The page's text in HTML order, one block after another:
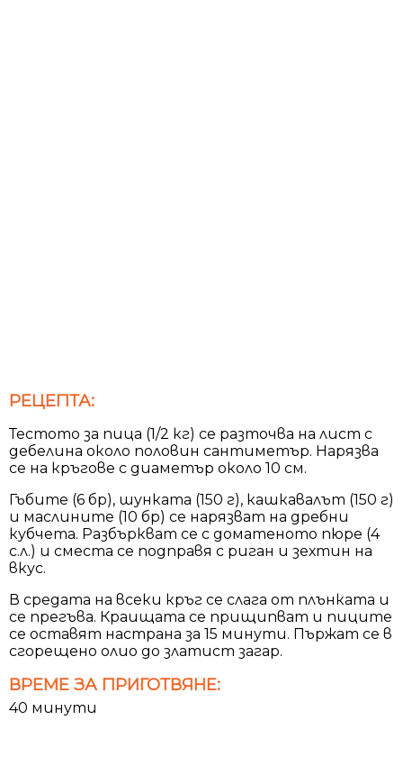
РЕЦЕПТА:
Тестото за пица (1/2 кг) се разточва на лист с
дебелина около половин сантиметър. Нарязва
се на кръгове с диаметър около 10 см.
Гъбите (6 бр), шунката (150 г), кашкавалът (150 г)
и маслините (10 бр) се нарязват на дребни
кубчета. Разбъркват се с доматеното пюре (4
с.л.) и сместа се подправя с риган и зехтин на
вкус.
В средата на всеки кръг се слага от плънката и
се прегъва. Краищата се прищипват и пиците
се оставят настрана за 15 минути. Пържат се в
сгорещено олио до златист загар.
ВРЕМЕ ЗА ПРИГОТВЯНЕ:
40 минути